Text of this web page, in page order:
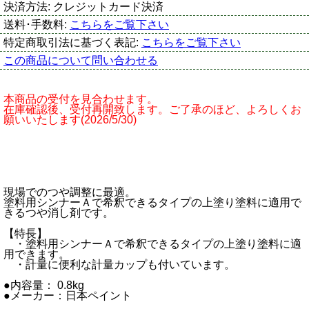
決済方法: クレジットカード決済
送料･手数料: こちらをご覧下さい
特定商取引法に基づく表記: こちらをご覧下さい
この商品について問い合わせる
本商品の受付を見合わせます。
在庫確認後、受付再開致します。ご了承のほど、よろしくお
願いいたします(2026/5/30)
現場でのつや調整に最適。
塗料用シンナーＡで希釈できるタイプの上塗り塗料に適用で
きるつや消し剤です。
【特長】
・塗料用シンナーＡで希釈できるタイプの上塗り塗料に適
用できます。
・計量に便利な計量カップも付いています。
●内容量： 0.8kg
●メーカー：日本ペイント